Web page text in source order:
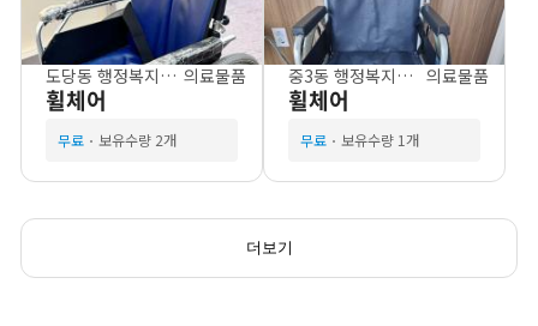
도당동 행정복지센터 의료물품
휠체어
무료 보유수량 2개
중3동 행정복지센터 의료물품
휠체어
무료 보유수량 1개
더보기